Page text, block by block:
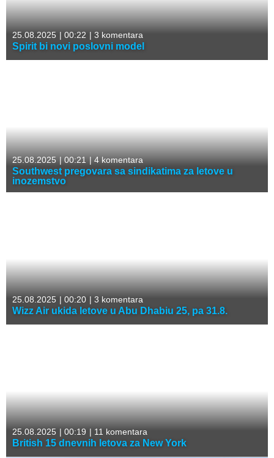
25.08.2025 | 00:22 | 3 komentara
Spirit bi novi poslovni model
25.08.2025 |00:21 |4 komentara
Southwest pregovara sa sindikatima za letove u
inozemstvo
25.08.2025 | 00:20 | 3 komentara
Wizz Air ukida letove u Abu Dhabiu 25, pa 31.8.
25.08.2025 | 00:19 | 11 komentara
British 15 dnevnih letova za New York